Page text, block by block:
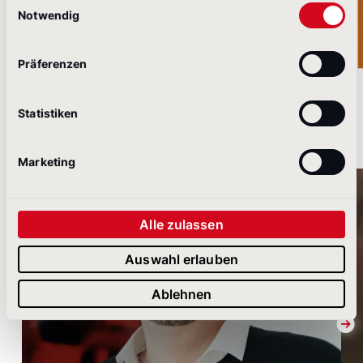
Notwendig
Präferenzen
Statistiken
Marketing
Alle zulassen
Auswahl erlauben
Ablehnen